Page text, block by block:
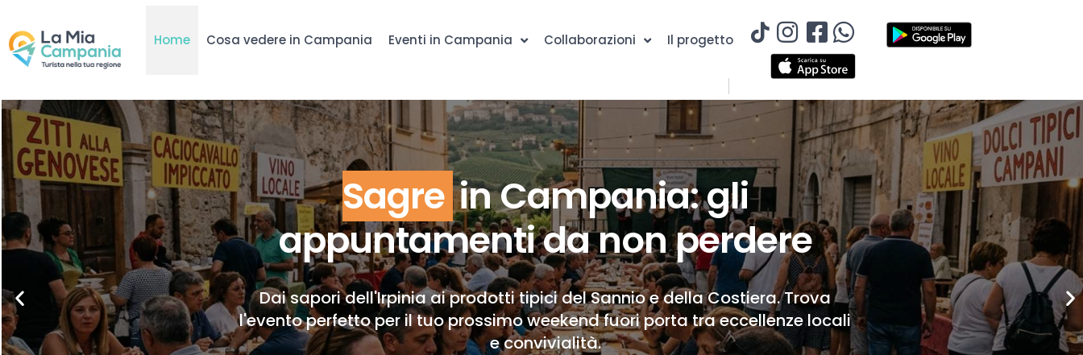
Home Cosa vedere in Campania Eventi in Campania Collaborazioni Il progetto
Sagre in Campania: gli
appuntamenti da non perdere
Dai sapori dell'Irpinia ai prodotti tipici del Sannio e della Costiera. Trova
l'evento perfetto per il tuo prossimo weekend fuori porta tra eccellenze locali
e convivialità.